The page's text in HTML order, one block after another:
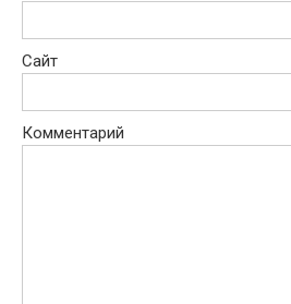
Сайт
Комментарий